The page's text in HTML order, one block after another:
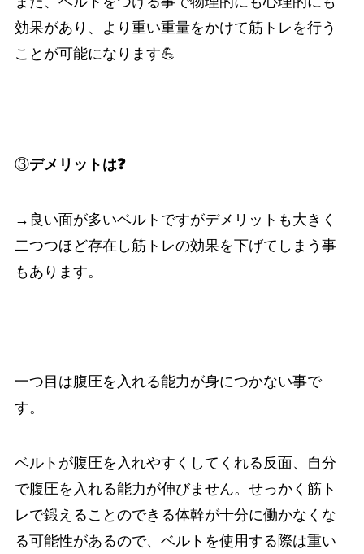
効果があり、より重い重量をかけて筋トレを行う
ことが可能になります💪
③デメリットは❓
→良い面が多いベルトですがデメリットも大きく
二つつほど存在し筋トレの効果を下げてしまう事
もあります。
一つ目は腹圧を入れる能力が身につかない事で
す。
ベルトが腹圧を入れやすくしてくれる反面、自分
で腹圧を入れる能力が伸びません。せっかく筋ト
レで鍛えることのできる体幹が十分に働かなくな
る可能性があるので、ベルトを使用する際は重い